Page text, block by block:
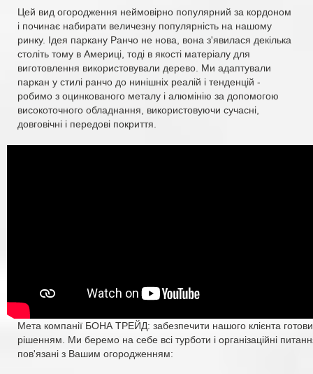
Цей вид огородження неймовірно популярний за кордоном
і починає набирати величезну популярність на нашому
ринку. Ідея паркану Ранчо не нова, вона з'явилася декілька
століть тому в Америці, тоді в якості матеріалу для
виготовлення використовували дерево. Ми адаптували
паркан у стилі ранчо до нинішніх реалій і тенденцій -
робимо з оцинкованого металу і алюмінію за допомогою
високоточного обладнання, використовуючи сучасні,
довговічні і передові покриття.
Мета компанії БОНА ТРЕЙД: забезпечити нашого клієнта
рішенням. Ми беремо на себе всі турботи і організаційні
пов'язані з Вашим огородженням: